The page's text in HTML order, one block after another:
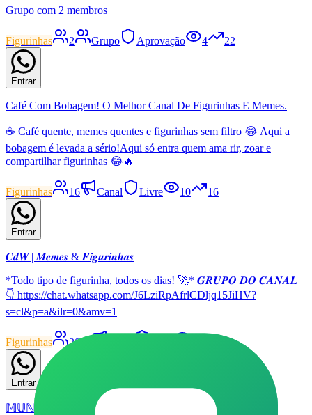
Grupo com 2 membros
Figurinhas 2 Grupo Aprovação 4 22
Entrar
Café Com Bobagem! O Melhor Canal De Figurinhas E Memes.
☕ Café quente, memes quentes e figurinhas sem filtro 😂 Aqui a
bobagem é levada a sério!Aqui só entra quem ama rir, zoar e
compartilhar figurinhas 😂🔥
Figurinhas 16 Canal Livre 10 16
Entrar
𝑪𝒅𝑾 | 𝑴𝒆𝒎𝒆𝒔 & 𝑭𝒊𝒈𝒖𝒓𝒊𝒏𝒉𝒂𝒔
*Todo tipo de figurinha, todos os dias! 🚀* 𝑮𝑹𝑼𝑷𝑶 𝑫𝑶 𝑪𝑨𝑵𝑨𝑳
👇 https://chat.whatsapp.com/J6LziRpAfrlCDljq15JiHV?
s=cl&p=a&ilr=0&amv=1
Figurinhas 2084
Entrar
𝕄𝕌ℕ𝔻𝕆 𝔻𝔸𝕊 𝔽𝕀𝔾𝕌ℝ𝕀ℕℍ𝔸𝕊